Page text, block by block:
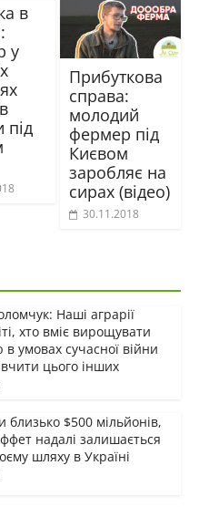
в
у
під
Прибуткова
справа:
молодий
фермер під
Києвом
заробляє на
сирах (відео)
30.11.2018
Наші аграрії
хто вміє вирощувати
в умовах сучасної війни
цього інших
близько $500 мільйонів,
надалі залишається
шляху в Україні